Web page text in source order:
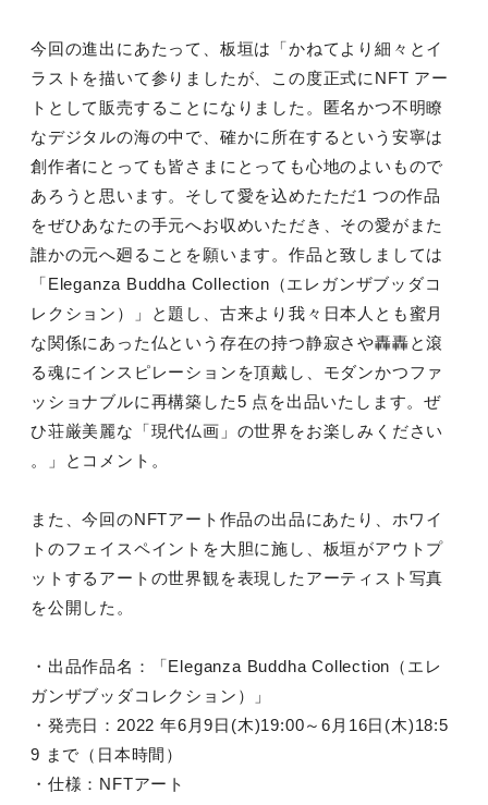
今回の進出にあたって、板垣は「かねてより細々とイ
ラストを描いて参りましたが、
この度正式にNFT アー
トとして販売することになりました。 匿名かつ不明瞭
なデジタルの海の中で、 確かに所在するという安寧は
創作者にとっても皆さまにとっても心地のよいもので
あろうと思います。そして愛を込めたただ1 つの作品
をぜひあなたの手元へお収めいただき、 その愛がまた
誰かの元へ廻ることを願います。 作品と致しましては
「Eleganza Buddha Collection（エレガンザブッダコ
レクション）」
と題し、 古来より我々日本人とも蜜月
な関係にあった仏という存在の持つ静寂さや轟轟と滾
る魂にインスピレーションを頂戴し、 モダンかつファ
ッショナブルに再構築した5 点を出品いたします。ぜ
ひ荘厳美麗な「現代仏画」 の世界をお楽しみください
。」とコメント。
また、今回のNFTアート作品の出品にあたり、 ホワイ
トのフェイスペイントを大胆に施し、 板垣がアウトプ
ットするアートの世界観を表現したアーティスト写真
を公開した。
・出品作品名：「Eleganza Buddha Collection（エレ
ガンザブッダコレクション）」
・発売日：2022 年6月9日(木)19:00～6月16日(木)18:5
9 まで（日本時間）
・仕様：NFTアート